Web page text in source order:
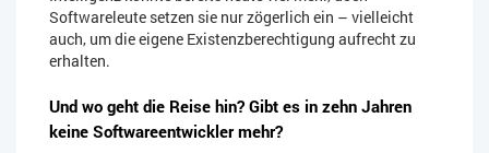
Softwareleute setzen sie nur zögerlich ein – vielleicht
auch, um die eigene Existenzberechtigung aufrecht zu
erhalten.
Und wo geht die Reise hin? Gibt es in zehn Jahren
keine Softwareentwickler mehr?